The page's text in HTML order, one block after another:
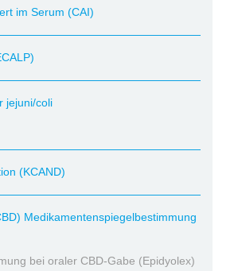
im Serum (CAI)
jejuni/coli
(KCAND)
Medikamentenspiegelbestimmung
bei oraler CBD-Gabe (Epidyolex)